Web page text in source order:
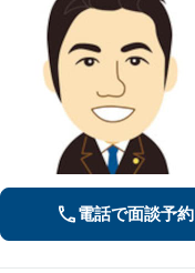
電話で面談予約